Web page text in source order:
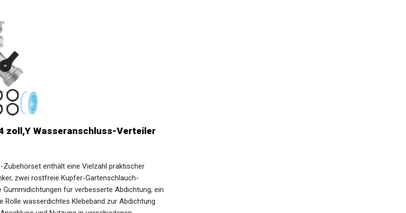
zoll,Y Wasseranschluss-Verteiler
Zubehörset enthält eine Vielzahl praktischer
zwei rostfreie Kupfer-Gartenschlauch-
für verbesserte Abdichtung, ein
wasserdichtes Klebeband zur Abdichtung